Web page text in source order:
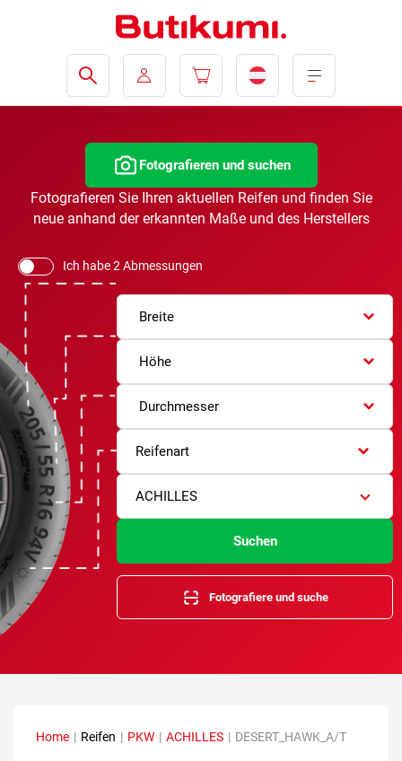
Fotografieren und suchen
Fotografieren Sie Ihren aktuellen Reifen und finden Sie
neue anhand der erkannten Maße und des Herstellers
Ich habe 2 Abmessungen
Breite
Höhe
Durchmesser
Reifenart
ACHILLES
Suchen
Fotografiere und suche
Home | Reifen | PKW | ACHILLES | DESERT_HAWK_A/T